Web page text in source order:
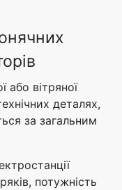
або вітряної
деталях,
за загальним
потужність